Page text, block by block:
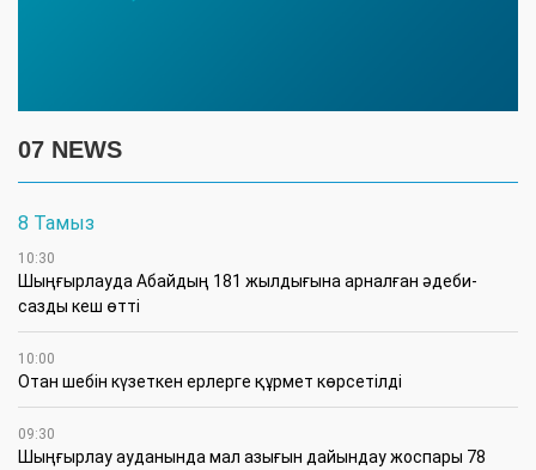
07 NEWS
8 Тамыз
10:30
Шыңғырлауда Абайдың 181 жылдығына арналған әдеби-
сазды кеш өтті
10:00
Отан шебін күзеткен ерлерге құрмет көрсетілді
09:30
​Шыңғырлау ауданында мал азығын дайындау жоспары 78